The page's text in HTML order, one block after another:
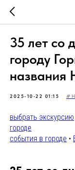
35 лет со
городу
названия
2025-10-22 01:15
выбрать экскурсию
городе
события в городе •